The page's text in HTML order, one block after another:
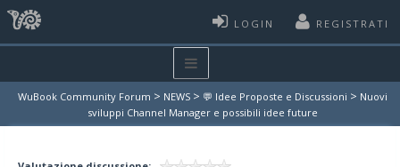
LOGIN REGISTRATI
WuBook Community Forum > NEWS > 💬 Idee Proposte e Discussioni > Nuovi
sviluppi Channel Manager e possibili idee future